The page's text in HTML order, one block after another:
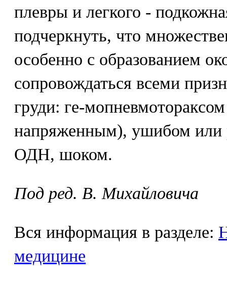
плевры и легкого -
подчеркнуть, что
особенно с образованием
сопровождаться всеми
груди: ге-
напряженным), ушибом или
ОДН, шоком.
Под ред. В. Михайловича
Вся информация в разделе:
медицине